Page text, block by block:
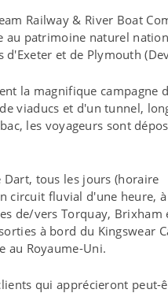
Railway & River Boat
au patrimoine naturel
et de Plymouth
la magnifique campagne
viaducs et d'un tunnel,
les voyageurs sont
tous les jours (horaire
circuit fluvial d'une heure, à
de/vers Torquay, Brixham
à bord du Kingswear
au Royaume-Uni.
qui apprécieront peut-